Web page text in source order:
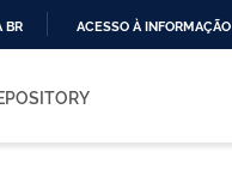
BR ACESSO À INFORMAÇÃO